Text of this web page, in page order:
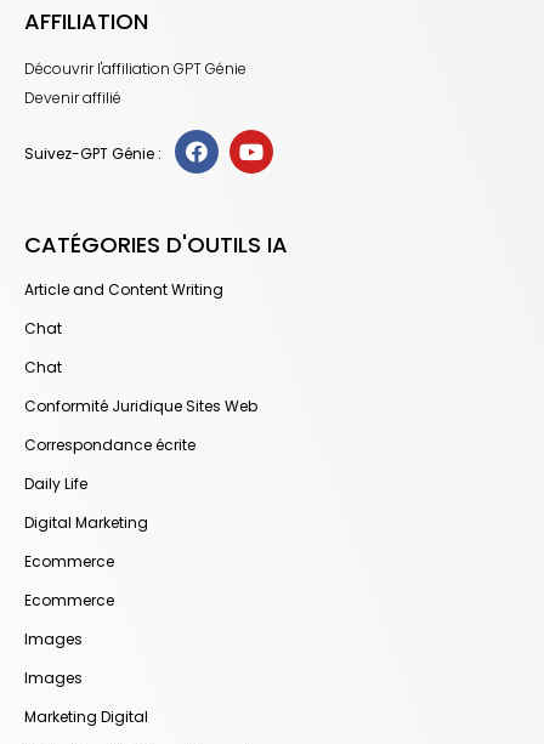
AFFILIATION
Découvrir l'affiliation GPT Génie
Devenir affilié
Suivez-GPT Génie :
CATÉGORIES D'OUTILS IA
Article and Content Writing
Chat
Chat
Conformité Juridique Sites Web
Correspondance écrite
Daily Life
Digital Marketing
Ecommerce
Ecommerce
Images
Images
Marketing Digital